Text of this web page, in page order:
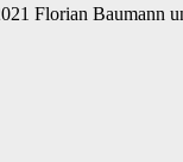
Florian Baumann